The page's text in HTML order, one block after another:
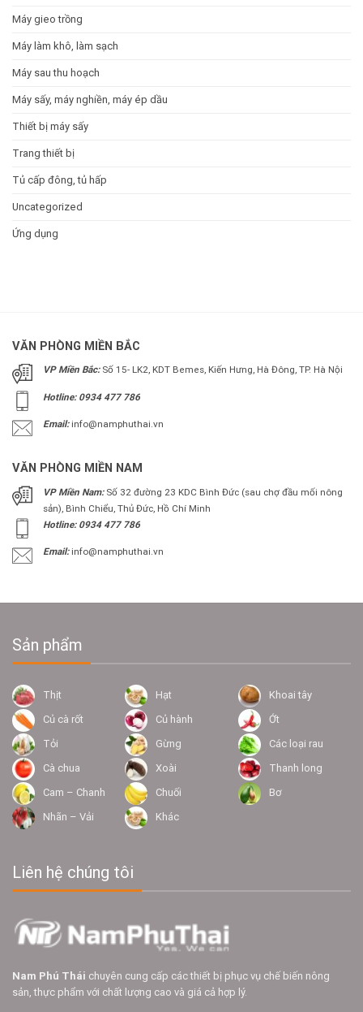
Máy gieo trồng
Máy làm khô, làm sạch
Máy sau thu hoạch
Máy sấy, máy nghiền, máy ép dầu
Thiết bị máy sấy
Trang thiết bị
Tủ cấp đông, tủ hấp
Uncategorized
Ứng dụng
VĂN PHÒNG MIỀN BẮC
VP Miền Bắc:Số 15- LK2, KDT Bemes, Kiến Hưng, Hà Đông, TP. Hà Nội
Hotline: 0934 477 786
Email: info@namphuthai.vn
VĂN PHÒNG MIỀN NAM
VP Miền Nam:Số 32 đường 23 KDC Bình Đức (sau chợ đầu mối nông
sản), Bình Chiểu, Thủ Đức, Hồ Chí Minh
Hotline: 0934 477 786
Email:info@namphuthai.vn
Sản phẩm
Thịt Hạt
Khoai tây
Củ cà rốt
Củ hành
Ớt
Tỏi
Gừng
Các loại rau
Cà chua
Xoài
Thanh long
Cam – Chanh
Chuối
Bơ
Nhãn – Vải
Khác
Liên hệ chúng tôi
Nam Phú Thái chuyên cung cấp các thiết bị phục vụ chế biến nông
sản, thực phẩm với chất lượng cao và giá cả hợp lý.